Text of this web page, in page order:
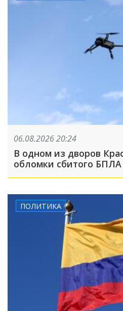
06.08.2026 20:24
В одном из дворов
обломки сбитого БПЛА
ПОЛИТИКА